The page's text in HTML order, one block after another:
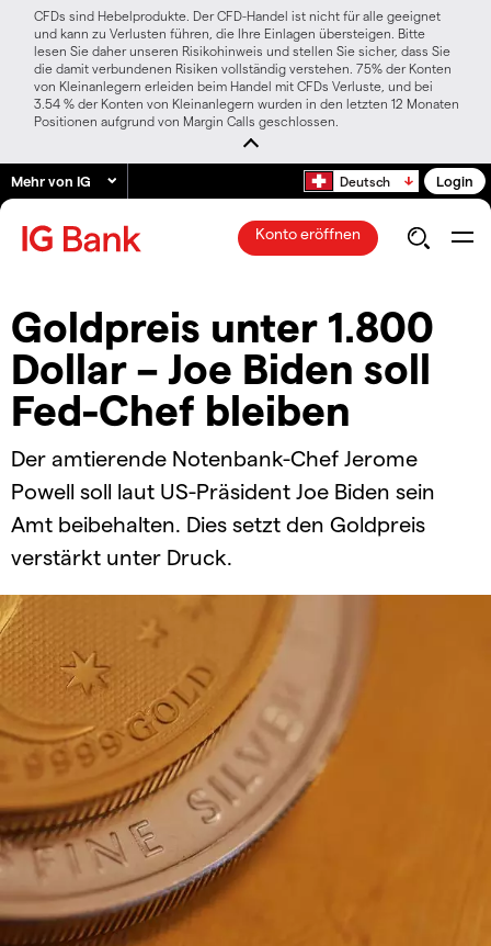
CFDs sind Hebelprodukte. Der CFD-Handel ist nicht für alle geeignet
und kann zu Verlusten führen, die Ihre Einlagen übersteigen. Bitte
lesen Sie daher unseren Risikohinweis und stellen Sie sicher, dass Sie
die damit verbundenen Risiken vollständig verstehen. 75% der Konten
von Kleinanlegern erleiden beim Handel mit CFDs Verluste, und bei
3.54 % der Konten von Kleinanlegern wurden in den letzten 12 Monaten
Positionen aufgrund von Margin Calls geschlossen.
Mehr von IG Deutsch Login
Konto eröffnen
Goldpreis unter 1.800
Dollar – Joe Biden soll
Fed-Chef bleiben
Der amtierende Notenbank-Chef Jerome
Powell soll laut US-Präsident Joe Biden sein
Amt beibehalten. Dies setzt den Goldpreis
verstärkt unter Druck.